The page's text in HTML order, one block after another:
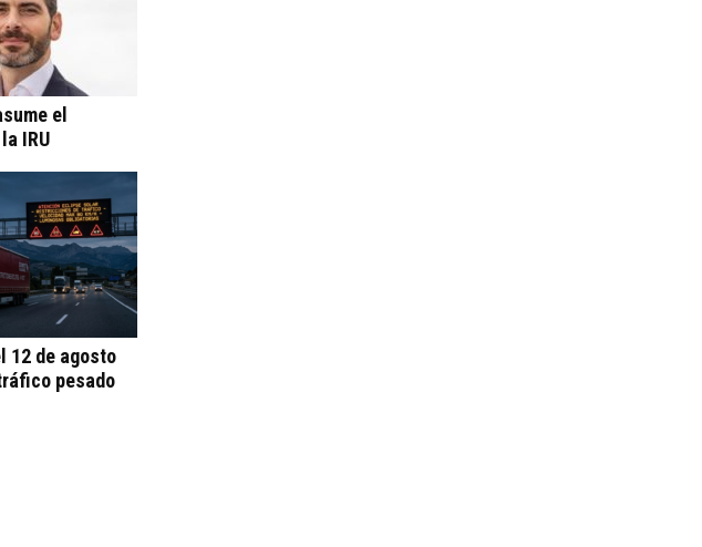
el
IRU
12 de agosto
pesado